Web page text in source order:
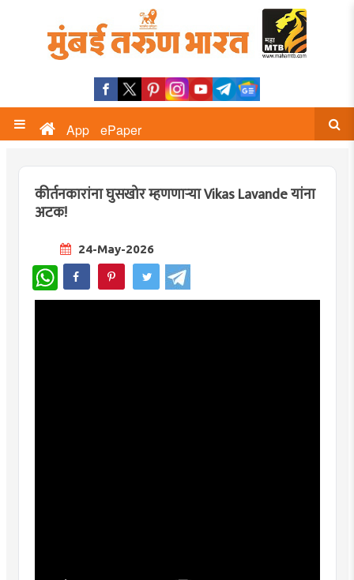
App ePaper
कीर्तनकारांना घुसखोर म्हणणाऱ्या Vikas Lavande यांना
अटक!
24-May-2026
WhatsApp